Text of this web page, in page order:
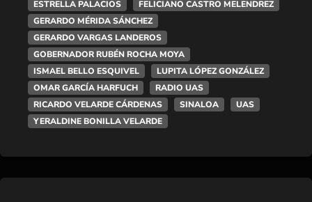
ESTRELLA PALACIOS
FELICIANO CASTRO MELENDREZ
GERARDO MÉRIDA SÁNCHEZ
GERARDO VARGAS LANDEROS
GOBERNADOR RUBÉN ROCHA MOYA
ISMAEL BELLO ESQUIVEL
LUPITA LÓPEZ GONZÁLEZ
OMAR GARCÍA HARFUCH
RADIO UAS
RICARDO VELARDE CÁRDENAS
SINALOA
UAS
YERALDINE BONILLA VELARDE